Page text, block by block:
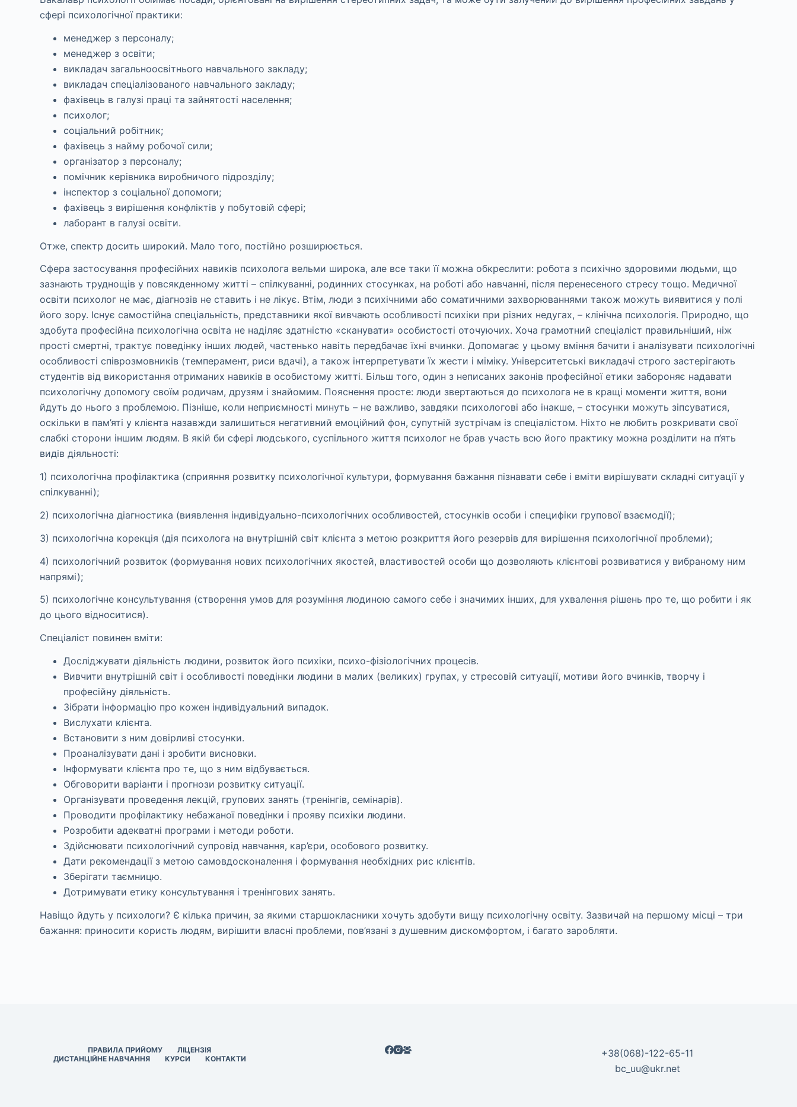
сфері психологічної практики:
менеджер з персоналу;
менеджер з освіти;
викладач загальноосвітнього навчального закладу;
викладач спеціалізованого навчального закладу;
фахівець в галузі праці та зайнятості населення;
психолог;
соціальний робітник;
фахівець з найму робочої сили;
організатор з персоналу;
помічник керівника виробничого підрозділу;
інспектор з соціальної допомоги;
фахівець з вирішення конфліктів у побутовій сфері;
лаборант в галузі освіти.
Отже, спектр досить широкий. Мало того, постійно розширюється.
Сфера застосування професійних навиків психолога вельми широка, але все таки її можна обкреслити: робота з психічно здоровими людьми, що
зазнають труднощів у повсякденному житті – спілкуванні, родинних стосунках, на роботі або навчанні, після перенесеного стресу тощо. Медичної
освіти психолог не має, діагнозів не ставить і не лікує. Втім, люди з психічними або соматичними захворюваннями також можуть виявитися у полі
його зору. Існує самостійна спеціальність, представники якої вивчають особливості психіки при різних недугах, – клінічна психологія. Природно, що
здобута професійна психологічна освіта не наділяє здатністю «сканувати» особистості оточуючих. Хоча грамотний спеціаліст правильніший, ніж
прості смертні, трактує поведінку інших людей, частенько навіть передбачає їхні вчинки. Допомагає у цьому вміння бачити і аналізувати психологічні
особливості співрозмовників (темперамент, риси вдачі), а також інтерпретувати їх жести і міміку. Університетські викладачі строго застерігають
студентів від використання отриманих навиків в особистому житті. Більш того, один з неписаних законів професійної етики забороняє надавати
психологічну допомогу своїм родичам, друзям і знайомим. Пояснення просте: люди звертаються до психолога не в кращі моменти життя, вони
йдуть до нього з проблемою. Пізніше, коли неприємності минуть – не важливо, завдяки психологові або інакше, – стосунки можуть зіпсуватися,
оскільки в пам’яті у клієнта назавжди залишиться негативний емоційний фон, супутній зустрічам із спеціалістом. Ніхто не любить розкривати свої
слабкі сторони іншим людям. В якій би сфері людського, суспільного життя психолог не брав участь всю його практику можна розділити на п’ять
видів діяльності:
1) психологічна профілактика (сприяння розвитку психологічної культури, формування бажання пізнавати себе і вміти вирішувати складні ситуації у
спілкуванні);
2) психологічна діагностика (виявлення індивідуально-психологічних особливостей, стосунків особи і специфіки групової взаємодії);
3) психологічна корекція (дія психолога на внутрішній світ клієнта з метою розкриття його резервів для вирішення психологічної проблеми);
4) психологічний розвиток (формування нових психологічних якостей, властивостей особи що дозволяють клієнтові розвиватися у вибраному ним
напрямі);
5) психологічне консультування (створення умов для розуміння людиною самого себе і значимих інших, для ухвалення рішень про те, що робити і як
до цього відноситися).
Спеціаліст повинен вміти:
Досліджувати діяльність людини, розвиток його психіки, психо-фізіологічних процесів.
Вивчити внутрішній світ і особливості поведінки людини в малих (великих) групах, у стресовій ситуації, мотиви його вчинків, творчу і
професійну діяльність.
Зібрати інформацію про кожен індивідуальний випадок.
Вислухати клієнта.
Встановити з ним довірливі стосунки.
Проаналізувати дані і зробити висновки.
Інформувати клієнта про те, що з ним відбувається.
Обговорити варіанти і прогнози розвитку ситуації.
Організувати проведення лекцій, групових занять (тренінгів, семінарів).
Проводити профілактику небажаної поведінки і прояву психіки людини.
Розробити адекватні програми і методи роботи.
Здійснювати психологічний супровід навчання, кар’єри, особового розвитку.
Дати рекомендації з метою самовдосконалення і формування необхідних рис клієнтів.
Зберігати таємницю.
Дотримувати етику консультування і тренінгових занять.
Навіщо йдуть у психологи? Є кілька причин, за якими старшокласники хочуть здобути вищу психологічну освіту. Зазвичай на першому місці – три
бажання: приносити користь людям, вирішити власні проблеми, пов’язані з душевним дискомфортом, і багато заробляти.
ПРАВИЛА ПРИЙОМУ
ЛІЦЕНЗІЯ
ДИСТАНЦІЙНЕ НАВЧАННЯ
КУРСИ КОНТАКТИ
+38(068)-122-65-11
bc_uu@ukr.net